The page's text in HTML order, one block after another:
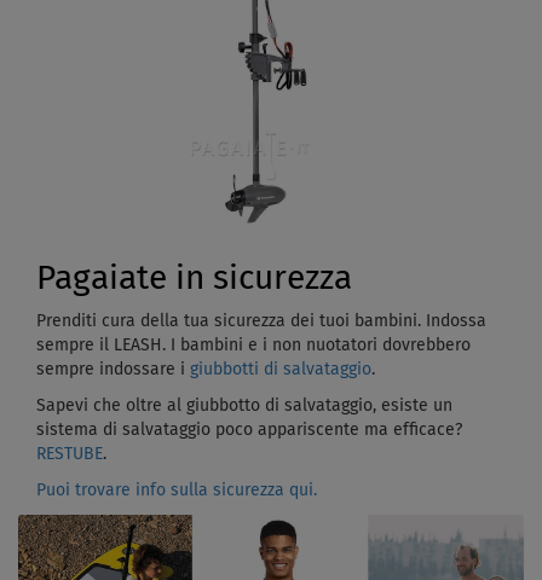
Pagaiate in sicurezza
Prenditi cura della tua sicurezza dei tuoi bambini. Indossa
sempre il LEASH. I bambini e i non nuotatori dovrebbero
sempre indossare i giubbotti di salvataggio.
Sapevi che oltre al giubbotto di salvataggio, esiste un
sistema di salvataggio poco appariscente ma efficace?
RESTUBE.
Puoi trovare info sulla sicurezza qui.